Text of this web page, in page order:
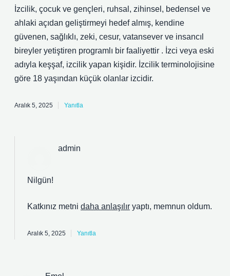
İzcilik, çocuk ve gençleri, ruhsal, zihinsel, bedensel ve
ahlaki açıdan geliştirmeyi hedef almış, kendine
güvenen, sağlıklı, zeki, cesur, vatansever ve insancıl
bireyler yetiştiren programlı bir faaliyettir . İzci veya eski
adıyla keşşaf, izcilik yapan kişidir. İzcilik terminolojisine
göre 18 yaşından küçük olanlar izcidir.
Aralık 5, 2025 Yanıtla
admin
Nilgün!
Katkınız metni daha anlaşılır yaptı, memnun oldum.
Aralık 5, 2025 Yanıtla